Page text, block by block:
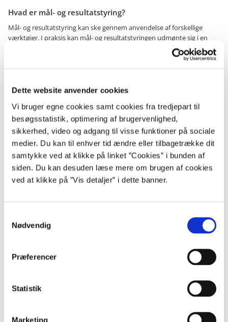
Dette website anvender cookies
Vi bruger egne cookies samt cookies fra tredjepart til
besøgsstatistik, optimering af brugervenlighed,
sikkerhed, video og adgang til visse funktioner på sociale
medier. Du kan til enhver tid ændre eller tilbagetrække dit
samtykke ved at klikke på linket ”Cookies” i bunden af
siden. Du kan desuden læse mere om brugen af cookies
ved at klikke på ”Vis detaljer” i dette banner.
Nødvendig
Præferencer
Statistik
Marketing
Hvad er mål- og resultatstyring?
Mål- og resultatstyring kan ske gennem anvendelse af forskellige
værktøjer. I praksis kan mål- og resultatstyringen udmønte sig i en
mål- og resultatplan, hvor topledelsen kan sætte en strategisk retning
for styrelsen. På baggrund heraf kan der opstilles få strategiske mål
Inspiration til mål- og resultatplaner:
ministerområde tages aktivt stilling til, hvorvidt mål- og resultatplaner
kan understøtte styringsdialogen med den enkelte institution. I
staten er der ikke krav om at anvende mål- og resultatplaner eller
lignende, men det kan være ét af flere mulige værktøjer til
tilrettelæggelse af mål- og resultatstyring af den enkelte institution.
Økonomistyrelsen har derfor udarbejdet inspirationsmateriale, som
kan anvendes hertil. Du kan klikke på følgende link for at læse
inspirationsmaterialetMål- og resultatplaner i staten
overvejelserne, når den enkelte institution fastlægger målsætninger.
Kontakt
velkommen til at kontakte os på mailadressen:
Styring@oes.dk